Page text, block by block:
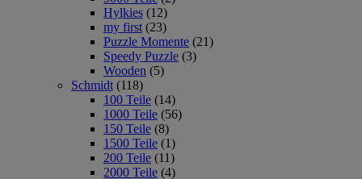
Hylkies (12)
my first (23)
Puzzle Momente (21)
Speedy Puzzle (3)
Wooden (5)
Schmidt (118)
100 Teile (14)
1000 Teile (56)
150 Teile (8)
1500 Teile (1)
200 Teile (11)
2000 Teile (4)